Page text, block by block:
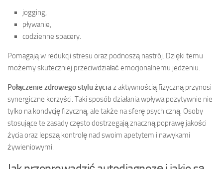
jogging,
pływanie,
codzienne spacery.
Pomagają w redukcji stresu oraz podnoszą nastrój. Dzięki temu
możemy skuteczniej przeciwdziałać emocjonalnemu jedzeniu.
Połączenie zdrowego stylu życia z aktywnością fizyczną przynosi
synergiczne korzyści. Taki sposób działania wpływa pozytywnie nie
tylko na kondycję fizyczną, ale także na sferę psychiczną. Osoby
stosujące te zasady często dostrzegają znaczną poprawę jakości
życia oraz lepszą kontrolę nad swoim apetytem i nawykami
żywieniowymi.